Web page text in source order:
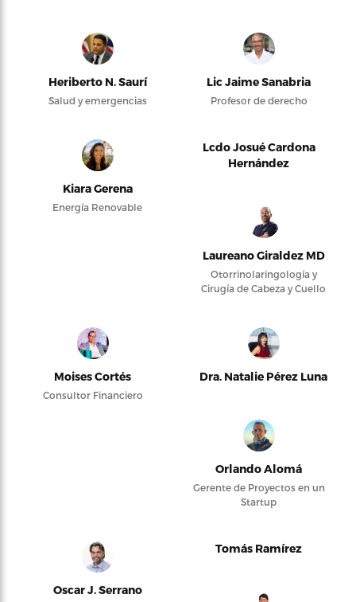
Heriberto N. Saurí
Salud y emergencias
Lic Jaime Sanabria
Profesor de derecho
Kiara Gerena
Energía Renovable
Lcdo Josué Cardona
Hernández
Laureano Giraldez MD
Otorrinolaringología y
Cirugía de Cabeza y Cuello
Moises Cortés
Consultor Financiero
Dra. Natalie Pérez Luna
Orlando Alomá
Gerente de Proyectos en un
Startup
Oscar J. Serrano
Tomás Ramírez